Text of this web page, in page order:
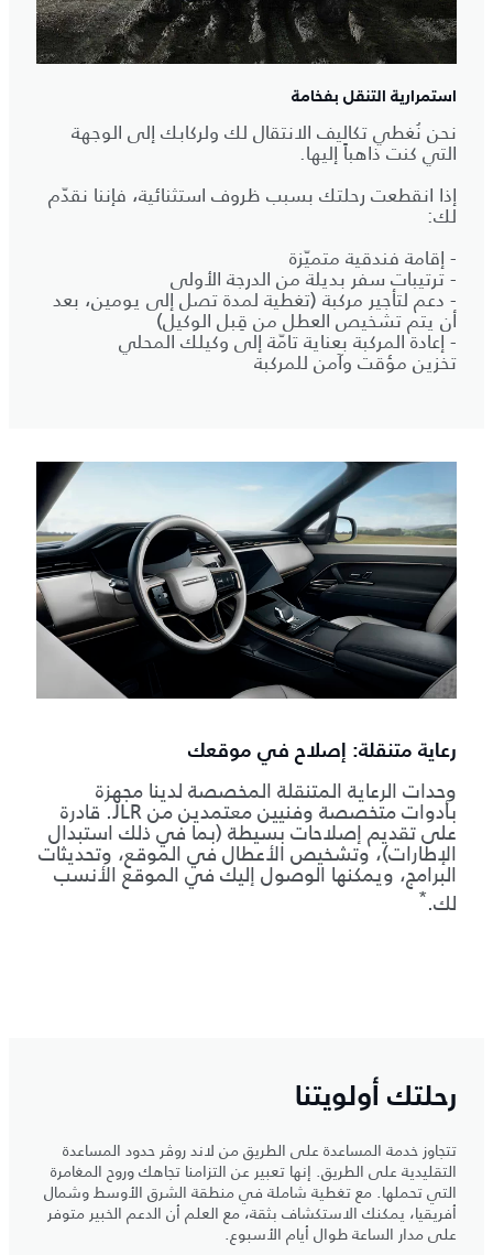
استمرارية التنقل بفخامة
نحن نُغطي تكاليف الانتقال لك ولركابك إلى الوجهة
التي كنت ذاهباً إليها.
إذا انقطعت رحلتك بسبب ظروف استثنائية، فإننا نقدّم
لك:
- إقامة فندقية متميّزة
- ترتيبات سفر بديلة من الدرجة الأولى
- دعم لتأجير مركبة (تغطية لمدة تصل إلى يومين، بعد
أن يتم تشخيص العطل من قِبل الوكيل)
- إعادة المركبة بعناية تامّة إلى وكيلك المحلي
تخزين مؤقت وآمن للمركبة
رعاية متنقلة: إصلاح في موقعك
وحدات الرعاية المتنقلة المخصصة لدينا مجهزة
بأدوات متخصصة وفنيين معتمدين من JLR. قادرة
على تقديم إصلاحات بسيطة (بما في ذلك استبدال
الإطارات)، وتشخيص الأعطال في الموقع، وتحديثات
البرامج، ويمكنها الوصول إليك في الموقع الأنسب
لك.*
رحلتك أولويتنا
تتجاوز خدمة المساعدة على الطريق من لاند روڤر حدود المساعدة
التقليدية على الطريق. إنها تعبير عن التزامنا تجاهك وروح المغامرة
التي تحملها. مع تغطية شاملة في منطقة الشرق الأوسط وشمال
أفريقيا، يمكنك الاستكشاف بثقة، مع العلم أن الدعم الخبير متوفر
على مدار الساعة طوال أيام الأسبوع.